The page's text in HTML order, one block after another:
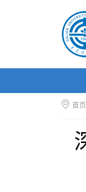
首页